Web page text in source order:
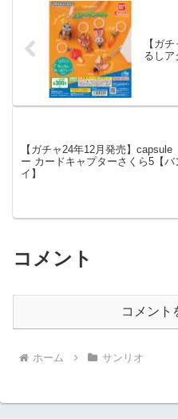
【ガ
るしア
【ガチャ24年12月発売】capsule
ー カードキャプターさくら5【バ
イ】
コメント
コメント
ホーム サンリオ